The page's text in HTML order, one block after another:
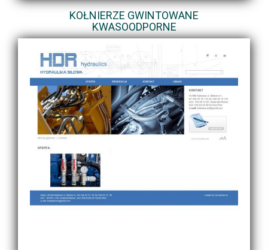
KOŁNIERZE GWINTOWANE
KWASOODPORNE